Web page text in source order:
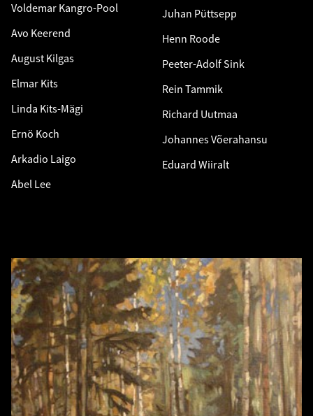
Voldemar Kangro-Pool
Avo Keerend
August Kilgas
Elmar Kits
Linda Kits-Mägi
Ernö Koch
Arkadio Laigo
Abel Lee
Juhan Püttsepp
Henn Roode
Peeter-Adolf Sink
Rein Tammik
Richard Uutmaa
Johannes Võerahansu
Eduard Wiiralt